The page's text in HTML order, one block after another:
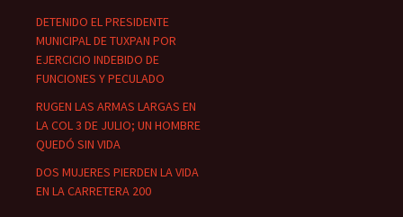
DETENIDO EL PRESIDENTE
MUNICIPAL DE TUXPAN POR
EJERCICIO INDEBIDO DE
FUNCIONES Y PECULADO
RUGEN LAS ARMAS LARGAS EN
LA COL 3 DE JULIO; UN HOMBRE
QUEDÓ SIN VIDA
DOS MUJERES PIERDEN LA VIDA
EN LA CARRETERA 200